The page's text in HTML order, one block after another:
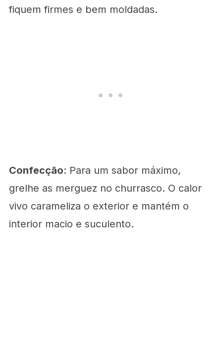
fiquem firmes e bem moldadas.
Confecção: Para um sabor máximo,
grelhe as merguez no churrasco. O calor
vivo carameliza o exterior e mantém o
interior macio e suculento.